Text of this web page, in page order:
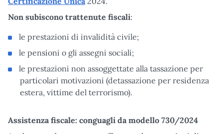
Non subiscono trattenute fiscali:
le prestazioni di invalidità civile;
le pensioni o gli assegni sociali;
le prestazioni non assoggettate alla tassazione per
particolari motivazioni (detassazione per residenza
estera, vittime del terrorismo).
Assistenza fiscale: conguagli da modello 730/2024